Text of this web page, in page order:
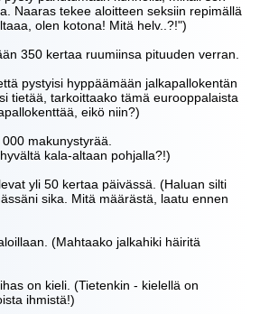
Naaras tekee aloitteen seksiin repimällä
olen kotona! Mitä helv..?!")
350 kertaa ruumiinsa pituuden verran.
pystyisi hyppäämään jalkapallokentän
tietää, tarkoittaako tämä eurooppalaista
eikö niin?)
makunystyrää.
kala-altaan pohjalla?!)
yli 50 kertaa päivässä. (Haluan silti
sika. Mitä määrästä, laatu ennen
(Mahtaako jalkahiki häiritä
on kieli. (Tietenkin - kielellä on
ihmistä!)